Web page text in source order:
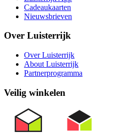
Cadeaukaarten
Nieuwsbrieven
Over Luisterrijk
Over Luisterrijk
About Luisterrijk
Partnerprogramma
Veilig winkelen